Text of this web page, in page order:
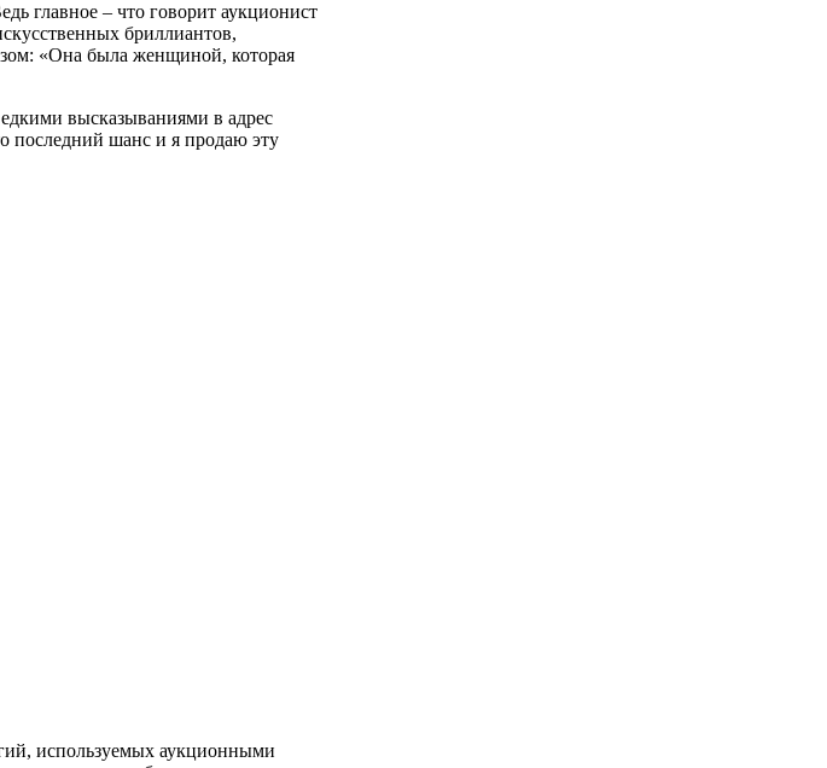
главное – что говорит аукционист
бриллиантов,
«Она была женщиной, которая
высказываниями в адрес
последний шанс и я продаю эту
используемых аукционными